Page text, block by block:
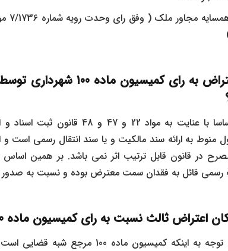
آیا اعتراض به رای
خیر، اساسا با عنایت به مواد
منوط به ارائه سند مالکیت و یا سند انتقال رسمی است
در قانون قابل ترتیب اثر نمی باشد. بر همین اساس
رسمی قائل به فقدان سمت معترض بوده و نسبت به صدور
اعتراض ثالث نسبت به رای کمیسیون ماده 100 شهرداری وجود دارد؟
خیر، با توجه به اینکه کمیسیون